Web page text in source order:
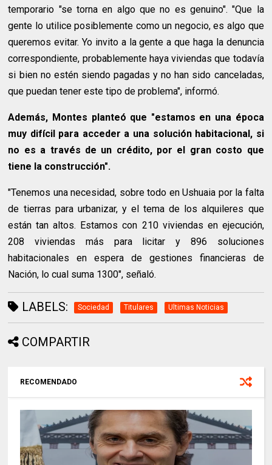
temporario "se torna en algo que no es genuino". "Que la
gente lo utilice posiblemente como un negocio, es algo que
queremos evitar. Yo invito a la gente a que haga la denuncia
correspondiente, probablemente haya viviendas que todavía
si bien no estén siendo pagadas y no han sido canceladas,
que puedan tener este tipo de problema", informó.
Además, Montes planteó que "estamos en una época
muy difícil para acceder a una solución habitacional, si
no es a través de un crédito, por el gran costo que
tiene la construcción".
"Tenemos una necesidad, sobre todo en Ushuaia por la falta
de tierras para urbanizar, y el tema de los alquileres que
están tan altos. Estamos con 210 viviendas en ejecución,
208 viviendas más para licitar y 896 soluciones
habitacionales en espera de gestiones financieras de
Nación, lo cual suma 1300", señaló.
LABELS: Sociedad Titulares Ultimas Noticias
COMPARTIR
RECOMENDADO